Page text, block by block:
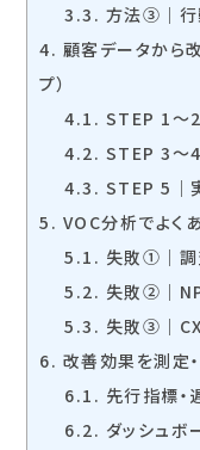
3.3. 方法③｜行
4. 顧客データから
プ）
4.1. STEP 1〜
4.2. STEP 3〜
4.3. STEP 5｜
5. VOC分析でよく
5.1. 失敗①｜調
5.2. 失敗②｜
5.3. 失敗③｜
6. 改善効果を測定
6.1. 先行指標
6.2. ダッシュボ